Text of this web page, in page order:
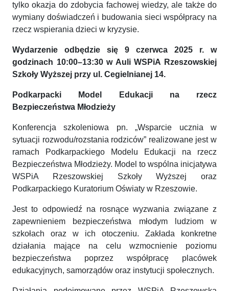
tylko okazja do zdobycia fachowej wiedzy, ale także do
wymiany doświadczeń i budowania sieci współpracy na
rzecz wspierania dzieci w kryzysie.
Wydarzenie odbędzie się 9 czerwca 2025 r. w
godzinach 10:00–13:30 w Auli WSPiA Rzeszowskiej
Szkoły Wyższej przy ul. Cegielnianej 14.
Podkarpacki Model Edukacji na rzecz
Bezpieczeństwa Młodzieży
Konferencja szkoleniowa pn. „Wsparcie ucznia w
sytuacji rozwodu/rozstania rodziców” realizowane jest w
ramach Podkarpackiego Modelu Edukacji na rzecz
Bezpieczeństwa Młodzieży. Model to wspólna inicjatywa
WSPiA Rzeszowskiej Szkoły Wyższej oraz
Podkarpackiego Kuratorium Oświaty w Rzeszowie.
Jest to odpowiedź na rosnące wyzwania związane z
zapewnieniem bezpieczeństwa młodym ludziom w
szkołach oraz w ich otoczeniu. Zakłada konkretne
działania mające na celu wzmocnienie poziomu
bezpieczeństwa poprzez współpracę placówek
edukacyjnych, samorządów oraz instytucji społecznych.